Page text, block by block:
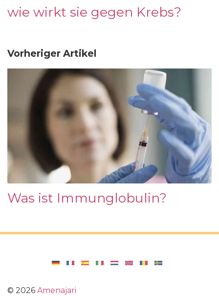
wie wirkt sie gegen Krebs?
Vorheriger Artikel
Was ist Immunglobulin?
© 2026 Amenajari